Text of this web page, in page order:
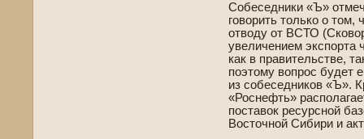
Собеседники «Ъ»
говорить только о том,
отводу от ВСТО
уве­личением экспорта
как в правительстве­,
поэтому вопрос буде­т
из собеседников «Ъ».
«Роснефть»
поставок ресурсной
Восточной Сиби­ри и